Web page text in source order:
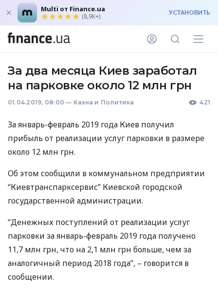
Multi от Finance.ua
(8,9K+) УСТАНОВИТЬ
За два месяца Киев заработал
на парковке около 12 млн грн
01.04.2019, 08:00 — Казна и Политика 421
За январь-февраль 2019 года Киев получил
прибыль от реализации услуг парковки в размере
около 12 млн грн.
Об этом сообщили в коммунальном предприятии
“Киевтранспарксервис” Киевской городской
государственной администрации.
“Денежных поступлений от реализации услуг
парковки за январь-февраль 2019 года получено
11,7 млн грн, что на 2,1 млн грн больше, чем за
аналогичный период 2018 года”, – говорится в
сообщении.